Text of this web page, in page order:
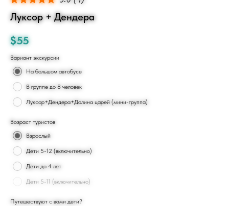
Луксор + Дендера
$55
Вариант экскурсии
На большом автобусе
В группе до 8 человек
Луксор+Дендера+Долина царей (мини-группа)
Возраст туристов
Взрослый
Дети 5-12 (включительно)
Дети до 4 лет
Дети 5-11 (включительно)
Путешествуют с вами дети?